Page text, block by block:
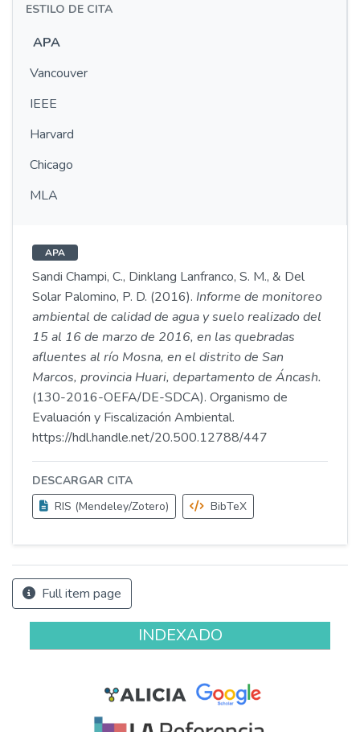
ESTILO DE CITA
APA
Vancouver
IEEE
Harvard
Chicago
MLA
APA
Sandi Champi, C., Dinklang Lanfranco, S. M., & Del
Solar Palomino, P. D. (2016). Informe de monitoreo
ambiental de calidad de agua y suelo realizado del
15 al 16 de marzo de 2016, en las quebradas
afluentes al río Mosna, en el distrito de San
Marcos, provincia Huari, departamento de Áncash.
(130-2016-OEFA/DE-SDCA). Organismo de
Evaluación y Fiscalización Ambiental.
https://hdl.handle.net/20.500.12788/447
DESCARGAR CITA
RIS (Mendeley/Zotero)
BibTeX
Full item page
INDEXADO